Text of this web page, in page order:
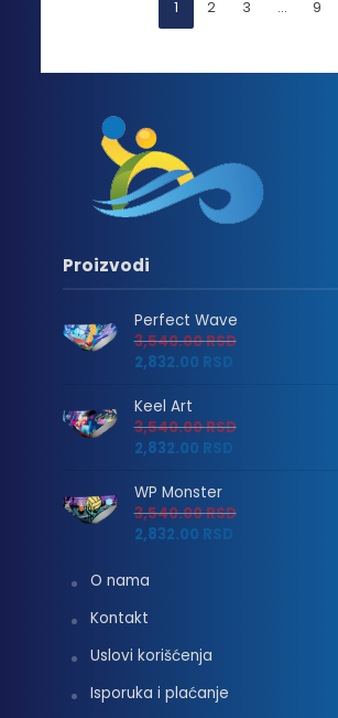
1 2 3 … 9
Proizvodi
Perfect Wave
3,540.00RSD
2,832.00 RSD
Keel Art
3,540.00RSD
2,832.00 RSD
WP Monster
3,540.00RSD
2,832.00 RSD
O nama
Kontakt
Uslovi korišćenja
Isporuka i plaćanje